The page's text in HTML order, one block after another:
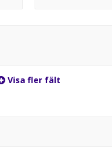
Visa fler fält